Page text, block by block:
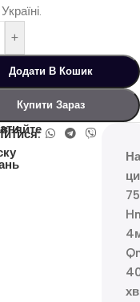
+
Додати В Кошик
Купити Зараз
хв